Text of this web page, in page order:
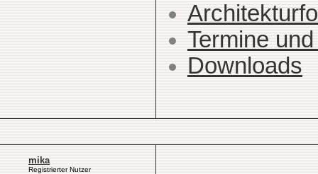
Termine
Downloads
mika
Registrierter Nutzer